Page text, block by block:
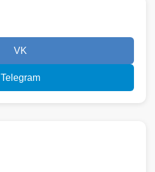
VK
Telegram